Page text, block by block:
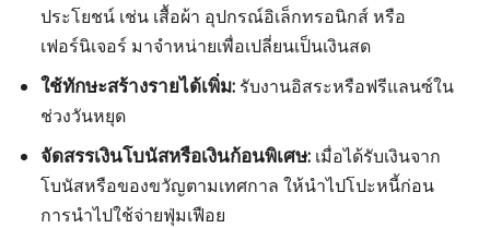
ประโยชน์ เช่น เสื้อผ้า อุปกรณ์อิเล็กทรอนิกส์ หรือ
เฟอร์นิเจอร์ มาจำหน่ายเพื่อเปลี่ยนเป็นเงินสด
ใช้ทักษะสร้างรายได้เพิ่ม: รับงานอิสระหรือฟรีแลนซ์ใน
ช่วงวันหยุด
จัดสรรเงินโบนัสหรือเงินก้อนพิเศษ: เมื่อได้รับเงินจาก
โบนัสหรือของขวัญตามเทศกาล ให้นำไปโปะหนี้ก่อน
การนำไปใช้จ่ายฟุ่มเฟือย